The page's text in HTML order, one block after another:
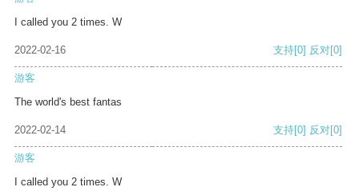
I called you 2 times. W
2022-02-16 支持[0] 反对[0]
游客
The world's best fantas
2022-02-14 支持[0] 反对[0]
游客
I called you 2 times. W